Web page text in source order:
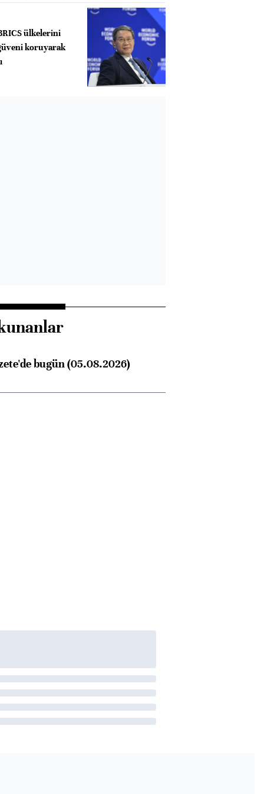
ülkelerini
koruyarak
bugün (05.08.2026)